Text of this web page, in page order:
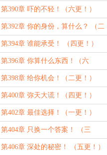
更！）
第390章 吓的不轻！（六更！）
第392章 你的身份，算什么？ （二
更！）
第394章 谁能承受！ （四更！）
第396章 你算什么东西！（六
更！）
第398章 给你机会！（二更！）
第400章 弥天大谎！（四更！）
第402章 最佳选择！（一更！）
第404章 只换一个答案！ （三
更！）
第406章 深处的秘密！ （五更！）